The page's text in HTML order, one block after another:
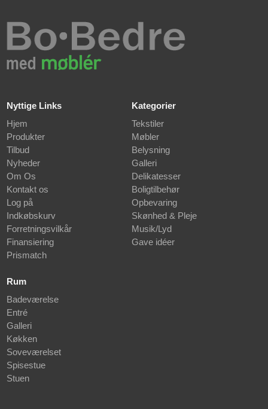
Nyttige Links
Hjem
Produkter
Tilbud
Nyheder
Om Os
Kontakt os
Log på
Indkøbskurv
Forretningsvilkår
Finansiering
Prismatch
Kategorier
Tekstiler
Møbler
Belysning
Galleri
Delikatesser
Boligtilbehør
Opbevaring
Skønhed & Pleje
Musik/Lyd
Gave idéer
Rum
Badeværelse
Entré
Galleri
Køkken
Soveværelset
Spisestue
Stuen